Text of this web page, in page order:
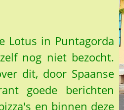
Lotus in Puntagorda
nog niet bezocht.
dit, door Spaanse
goede berichten
en binnen deze